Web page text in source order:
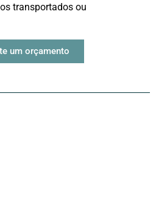
transportados ou
um orçamento